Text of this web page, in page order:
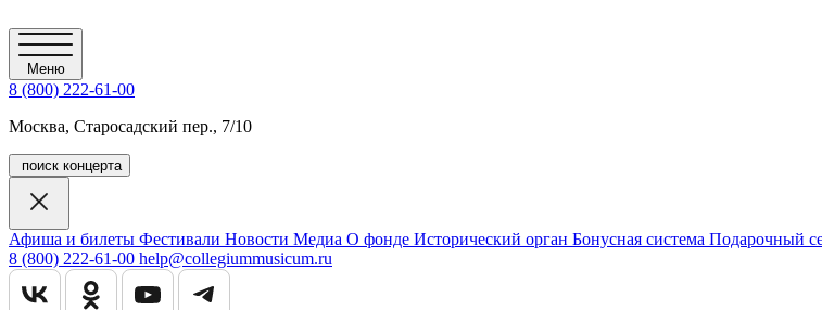
Меню
8 (800) 222-61-00
Москва, Старосадский пер., 7/10
поиск концерта
Афиша и билеты Фестивали Новости Медиа О фонде Исторический орган Бонусная система Подарочный
8 (800) 222-61-00 help@collegiummusicum.ru